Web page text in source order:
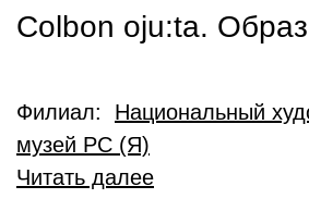
Colbon oju:ta.
Филиал: Национальный
музей РС (Я)
Читать далее